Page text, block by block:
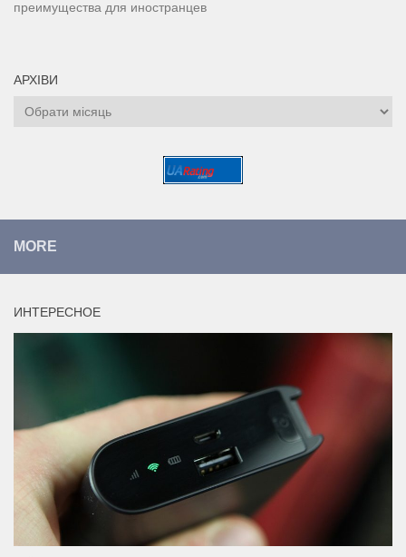
преимущества для иностранцев
АРХІВИ
Архіви
MORE
ИНТЕРЕСНОЕ